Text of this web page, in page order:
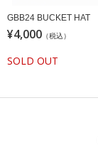
GBB24 BUCKET HAT
¥4,000 （税込）
SOLD OUT